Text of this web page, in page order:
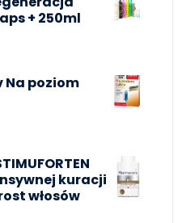
+ 250ml
Na poziom
kuracji
włosów